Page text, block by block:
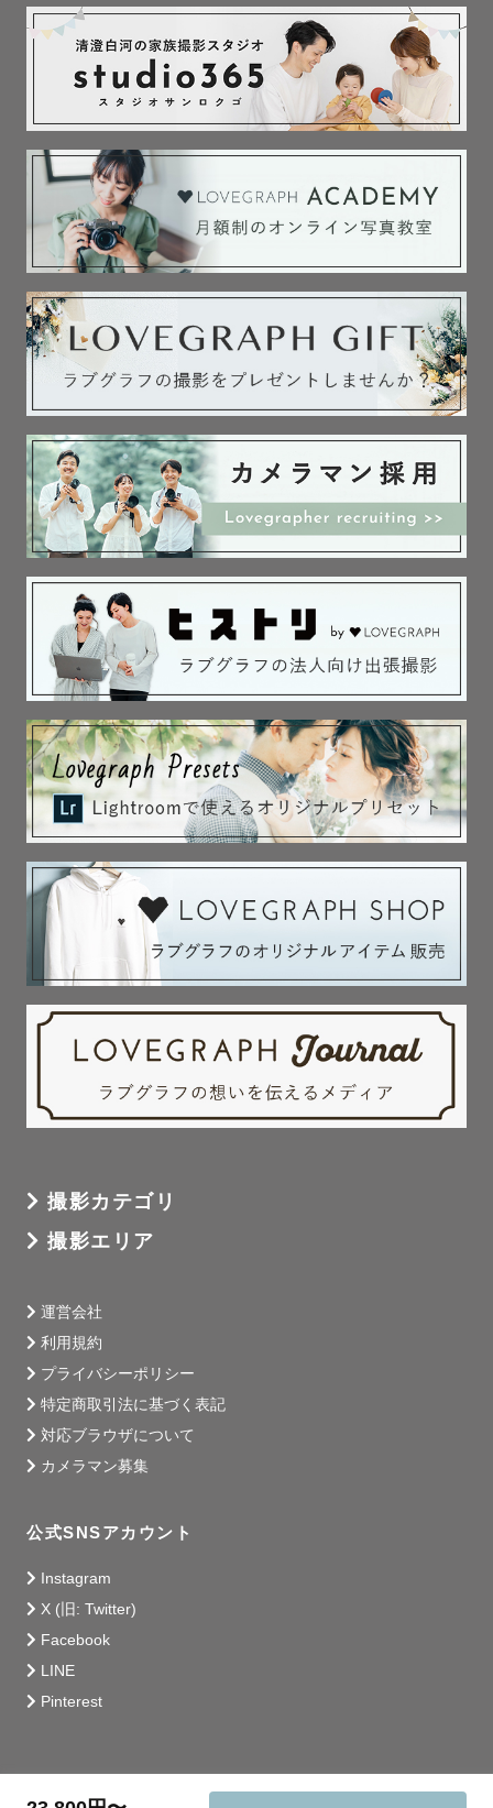
撮影カテゴリ
撮影エリア
運営会社
利用規約
プライバシーポリシー
特定商取引法に基づく表記
対応ブラウザについて
カメラマン募集
公式SNSアカウント
Instagram
X (旧: Twitter)
Facebook
LINE
Pinterest